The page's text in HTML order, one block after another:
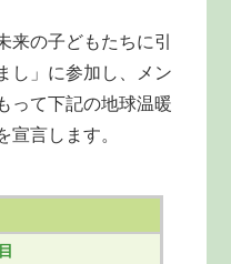
の子どもたちに引
し」に参加し、メン
って下記の地球温暖
宣言します。